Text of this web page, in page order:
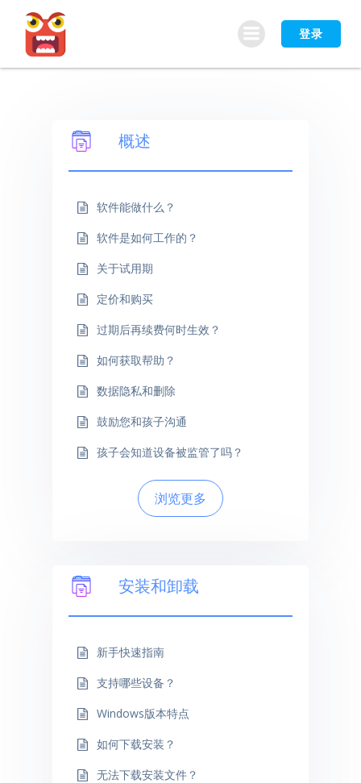
内
登录
概述
软件能做什么？
软件是如何工作的？
关于试用期
定价和购买
过期后再续费何时生效？
如何获取帮助？
数据隐私和删除
鼓励您和孩子沟通
孩子会知道设备被监管了吗？
浏览更多
安装和卸载
新手快速指南
支持哪些设备？
Windows版本特点
如何下载安装？
无法下载安装文件？